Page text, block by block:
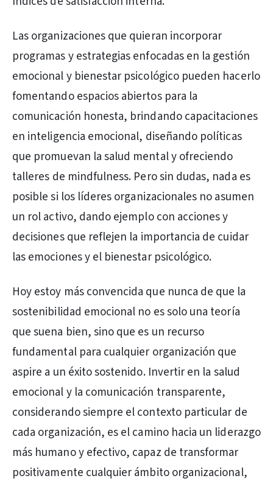
Las organizaciones que quieran incorporar
programas y estrategias enfocadas en la gestión
emocional y bienestar psicológico pueden hacerlo
fomentando espacios abiertos para la
comunicación honesta, brindando capacitaciones
en inteligencia emocional, diseñando políticas
que promuevan la salud mental y ofreciendo
talleres de mindfulness. Pero sin dudas, nada es
posible si los líderes organizacionales no asumen
un rol activo, dando ejemplo con acciones y
decisiones que reflejen la importancia de cuidar
las emociones y el bienestar psicológico.
Hoy estoy más convencida que nunca de que la
sostenibilidad emocional no es solo una teoría
que suena bien, sino que es un recurso
fundamental para cualquier organización que
aspire a un éxito sostenido. Invertir en la salud
emocional y la comunicación transparente,
considerando siempre el contexto particular de
cada organización, es el camino hacia un liderazgo
más humano y efectivo, capaz de transformar
positivamente cualquier ámbito organizacional,